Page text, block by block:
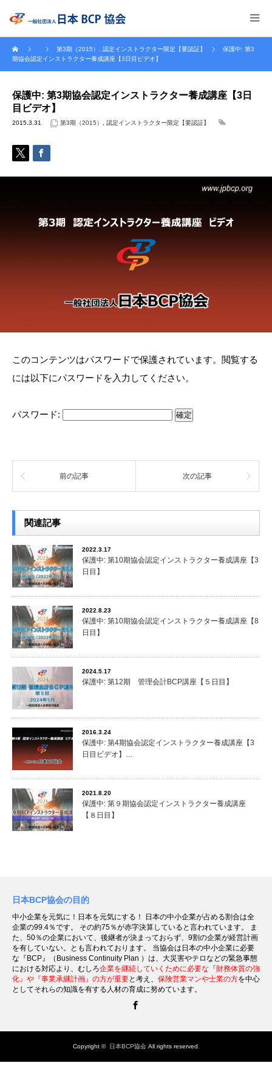
第3期（2015） 認定インストラクター限定【要認証】
保護中: 第3
期協会認定インストラクター養成講座【3日目ビデオ】
保護中: 第3期協会認定インストラクター養成講座【3日
目ビデオ】
2015.3.31 第3期（2015） 認定インストラクター限定【要認証】
このコンテンツはパスワードで保護されています。閲覧する
には以下にパスワードを入力してください。
パスワード:
前の記事 次の記事
関連記事
2022.3.17
保護中: 第10期協会認定インストラクター養成講座【3
日目】
2022.8.23
保護中: 第10期協会認定インストラクター養成講座【8
日目】
2024.5.17
保護中: 第12期 管理会計BCP講座【５日目】
2016.3.24
保護中: 第4期協会認定インストラクター養成講座【3
日目ビデオ】…
2021.8.20
保護中: 第９期協会認定インストラクター養成講座
【８日目】
日本BCP協会の目的
中小企業を元気に！日本を元気にする！ 日本の中小企業が占める割合は全
企業の99.4％です。 その約75％が赤字決算していると言われています。 ま
た、50％の企業において、後継者が決まっておらず、9割の企業が経営計画
を有していない。とも言われております。 当協会は日本の中小企業に必要
な『BCP』（Business Continuity Plan ）は、大災害やテロなどの緊急事態
における対応より、むしろ企業を継続していくために必要な『財務体質の強
化』や『事業承継計画』の方が重要と考え、 保険営業マンや士業の方を中心
としてそれらの知識を有する人材の育成に努めています。
Copyright © 日本BCP協会All rights reserved.